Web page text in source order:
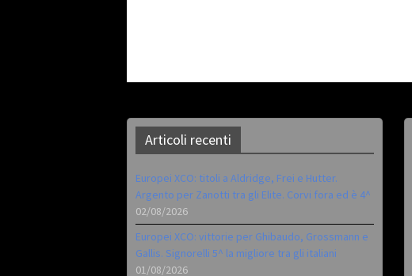
Articoli recenti
Europei XCO: titoli a Aldridge, Frei e Hutter.
Argento per Zanotti tra gli Elite. Corvi fora ed è 4^
02/08/2026
Europei XCO: vittorie per Ghibaudo, Grossmann e
Gallis. Signorelli 5^ la migliore tra gli italiani
01/08/2026